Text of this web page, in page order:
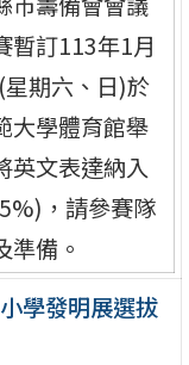
暫訂113年1月
期六、日)於
大學體育館舉
英文表達納入
，請參賽隊
準備。
學發明展選拔